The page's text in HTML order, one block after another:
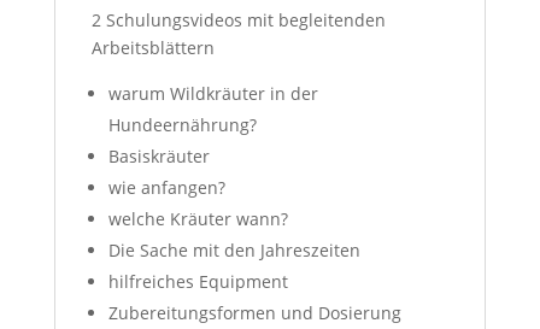
2 Schulungsvideos mit begleitenden
Arbeitsblättern
warum Wildkräuter in der
Hundeernährung?
Basiskräuter
wie anfangen?
welche Kräuter wann?
Die Sache mit den Jahreszeiten
hilfreiches Equipment
Zubereitungsformen und Dosierung